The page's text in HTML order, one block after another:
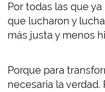
Por todas las que
que lucharon y
más justa y menos
Porque para
necesaria la